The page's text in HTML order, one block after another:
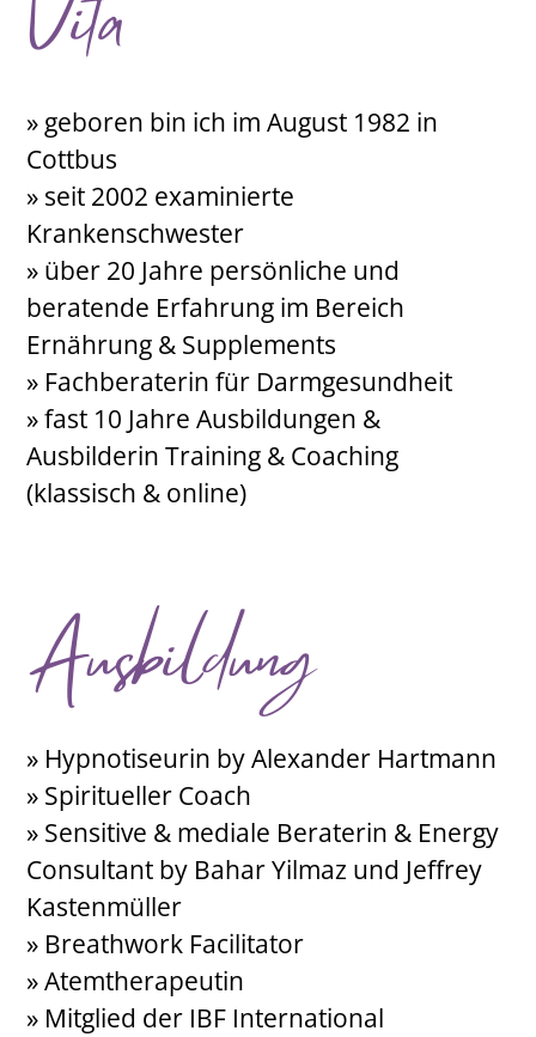
» geboren bin ich im August 1982 in
Cottbus
» seit 2002 examinierte
Krankenschwester
» über 20 Jahre persönliche und
beratende Erfahrung im Bereich
Ernährung & Supplements
» Fachberaterin für Darmgesundheit
» fast 10 Jahre Ausbildungen &
Ausbilderin Training & Coaching
(klassisch & online)
Ausbildung
» Hypnotiseurin by Alexander Hartmann
» Spiritueller Coach
» Sensitive & mediale Beraterin & Energy
Consultant by Bahar Yilmaz und Jeffrey
Kastenmüller
» Breathwork Facilitator
» Atemtherapeutin
» Mitglied der IBF International